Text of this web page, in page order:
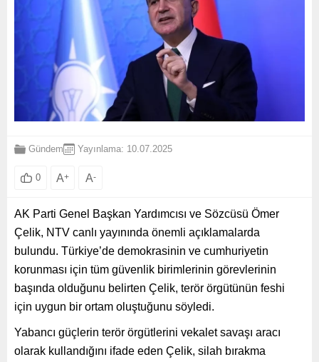
Gündem Yayınlama: 10.07.2025
0 A+ A-
AK Parti Genel Başkan Yardımcısı ve Sözcüsü Ömer
Çelik, NTV canlı yayınında önemli açıklamalarda
bulundu. Türkiye’de demokrasinin ve cumhuriyetin
korunması için tüm güvenlik birimlerinin görevlerinin
başında olduğunu belirten Çelik, terör örgütünün feshi
için uygun bir ortam oluştuğunu söyledi.
Yabancı güçlerin terör örgütlerini vekalet savaşı aracı
olarak kullandığını ifade eden Çelik, silah bırakma